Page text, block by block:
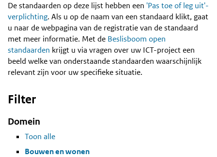
Content
De standaarden op deze lijst hebben een 'Pas toe of leg uit'-
verplichting. Als u op de naam van een standaard klikt, gaat
u naar de webpagina van de registratie van de standaard
met meer informatie. Met de Beslisboom open
standaarden krijgt u via vragen over uw ICT-project een
beeld welke van onderstaande standaarden waarschijnlijk
relevant zijn voor uw specifieke situatie.
Filter
Domein
Toon alle
Bouwen en wonen